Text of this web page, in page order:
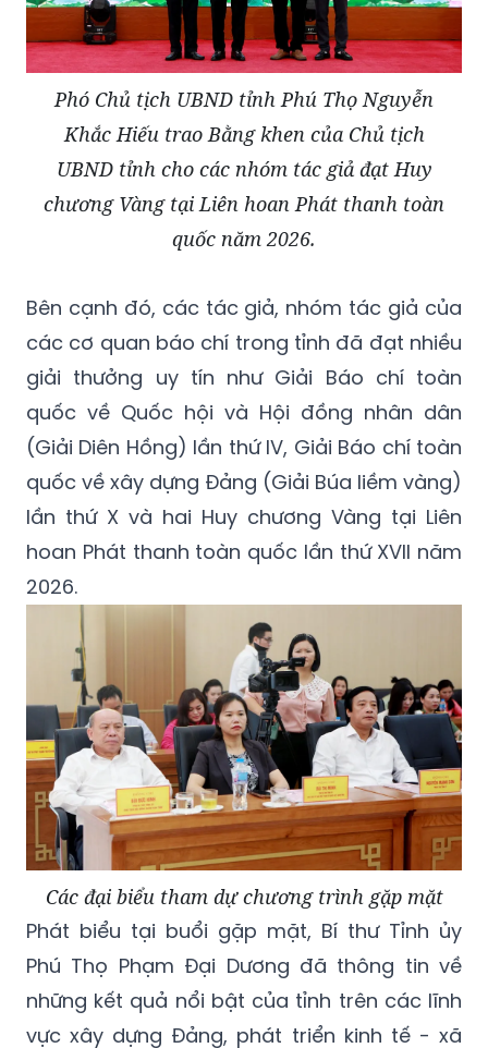
Phó Chủ tịch UBND tỉnh Phú Thọ Nguyễn
Khắc Hiếu trao Bằng khen của Chủ tịch
UBND tỉnh cho các nhóm tác giả đạt Huy
chương Vàng tại Liên hoan Phát thanh toàn
quốc năm 2026.
Bên cạnh đó, các tác giả, nhóm tác giả của
các cơ quan báo chí trong tỉnh đã đạt nhiều
giải thưởng uy tín như Giải Báo chí toàn
quốc về Quốc hội và Hội đồng nhân dân
(Giải Diên Hồng) lần thứ IV, Giải Báo chí toàn
quốc về xây dựng Đảng (Giải Búa liềm vàng)
lần thứ X và hai Huy chương Vàng tại Liên
hoan Phát thanh toàn quốc lần thứ XVII năm
2026.
Các đại biểu tham dự chương trình gặp mặt
Phát biểu tại buổi gặp mặt, Bí thư Tỉnh ủy
Phú Thọ Phạm Đại Dương đã thông tin về
những kết quả nổi bật của tỉnh trên các lĩnh
vực xây dựng Đảng, phát triển kinh tế - xã